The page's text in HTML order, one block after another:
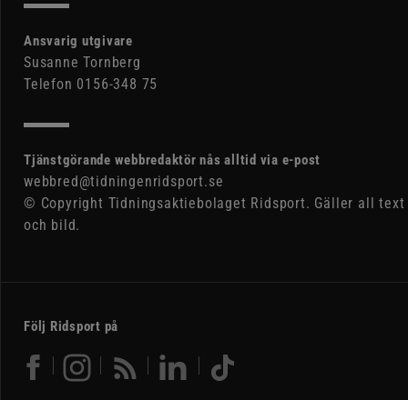
Ansvarig utgivare
Susanne Tornberg
Telefon 0156-348 75
Tjänstgörande webbredaktör nås alltid via e-post
webbred@tidningenridsport.se
© Copyright Tidningsaktiebolaget Ridsport. Gäller all text
och bild.
Följ Ridsport på